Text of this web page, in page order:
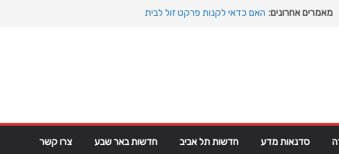
מאמרים אחרונים: האם כדאי לקנות פרקט זול לבית
סדנאות מדע חדשות תל אביב חדשות באר שבע צרו קשר